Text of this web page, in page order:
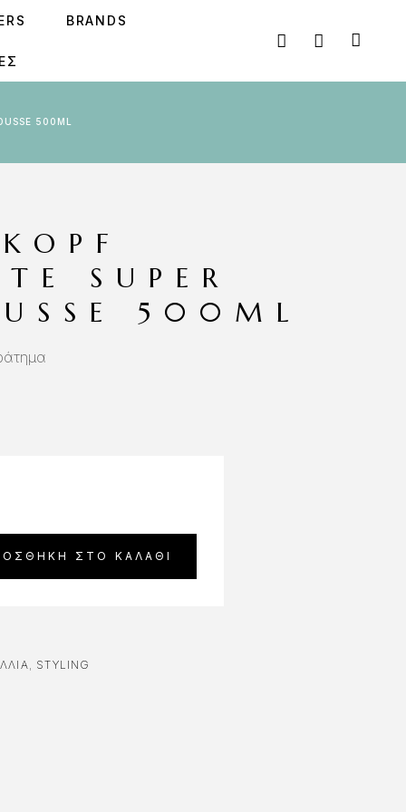
BRANDS
500ML
SUPER
500ML
ΣΤΟ ΚΑΛΆΘΙ
, STYLING